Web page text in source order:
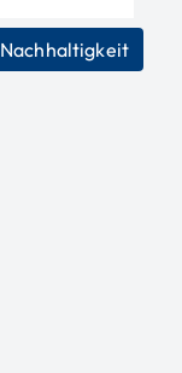
Nachhaltigkeit